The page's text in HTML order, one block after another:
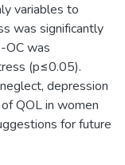
variables to
was significantly
OC was
(p≤0.05).
depression
QOL in women
for future